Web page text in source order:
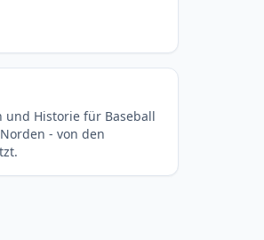
und Historie für Baseball
- von den